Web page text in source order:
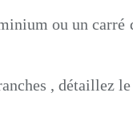
ou un carré
, détaillez